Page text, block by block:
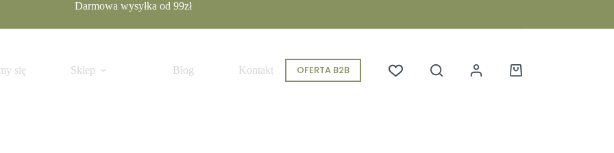
Darmowa wysyłka od 99zł
się Sklep Blog Kontakt OFERTA B2B Koszyk